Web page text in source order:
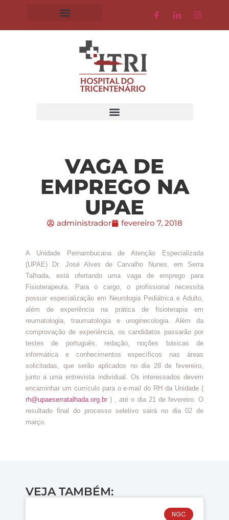
VAGA DE
EMPREGO NA
UPAE
administrador fevereiro 7, 2018
A Unidade Pernambucana de Atenção Especializada
(UPAE) Dr. José Alves de Carvalho Nunes, em Serra
Talhada, está ofertando uma vaga de emprego para
Fisioterapeuta. Para o cargo, o profissional necessita
possuir especialização em Neurologia Pediátrica e Adulto,
além de experiência na prática de fisioterapia em
reumatologia, traumatologia e uroginecologia. Além da
comprovação de experiência, os candidatos passarão por
testes de português, redação, noções básicas de
informática e conhecimentos específicos nas áreas
solicitadas, que serão aplicados no dia 28 de fevereiro,
junto a uma entrevista individual. Os interessados devem
encaminhar um currículo para o e-mail do RH da Unidade (
rh@upaeserratalhada.org.br ) , até o dia 21 de fevereiro. O
resultado final do processo seletivo sairá no dia 02 de
março.
VEJA TAMBÉM:
NGC